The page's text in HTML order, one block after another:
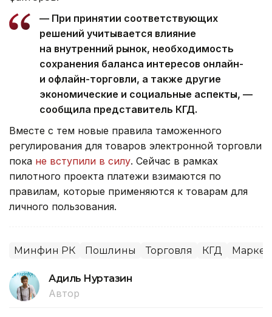
— При принятии соответствующих
решений учитывается влияние
на внутренний рынок, необходимость
сохранения баланса интересов онлайн-
и офлайн-торговли, а также другие
экономические и социальные аспекты, —
сообщила представитель КГД.
Вместе с тем новые правила таможенного
регулирования для товаров электронной торговли
пока не вступили в силу. Сейчас в рамках
пилотного проекта платежи взимаются по
правилам, которые применяются к товарам для
личного пользования.
Минфин РК Пошлины Торговля КГД
Адиль Нуртазин
Автор